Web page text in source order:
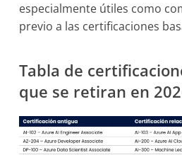
especialmente útiles como
previo a las certificaciones
Tabla de
que se retiran en